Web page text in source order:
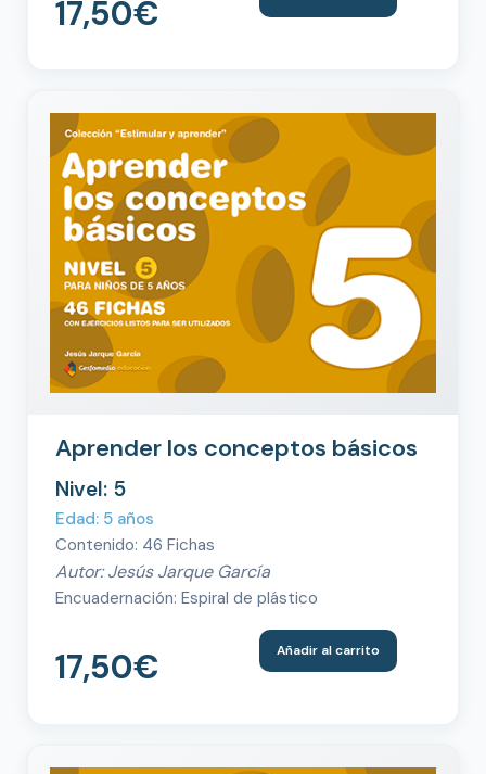
17,50€
Aprender los conceptos básicos
Nivel: 5
Edad: 5 años
Contenido: 46 Fichas
Autor: Jesús Jarque García
Encuadernación: Espiral de plástico
17,50€ Añadir al carrito